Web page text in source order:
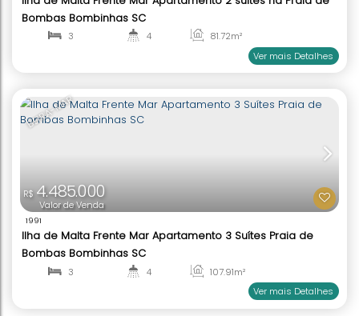
Consulte o Valor
Ilha de Malta Frente Mar Apartamento 2 suítes na
Bombas Bombinhas SC
BEIRA-MAR